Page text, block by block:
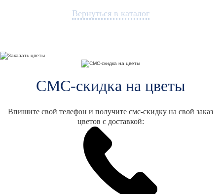
Вернуться в каталог
СМС-скидка на цветы
Впишите свой телефон и получите смс-скидку на свой заказ
цветов с доставкой: